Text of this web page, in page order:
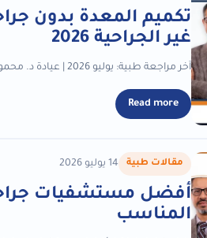
تكميم المعدة بدون
غير الجراحية 2026
آخر مراجعة طبية: يوليو 2026 | عيادة د. محمود زكريا — استشاري جراحات السمنة والمناظير مقدمة — هل يمكن تكميم المعدة بدون جراحة؟ السؤال...
Read more
مقالات طبية 14 يوليو 2026
أفضل مستشفيات
المناسب